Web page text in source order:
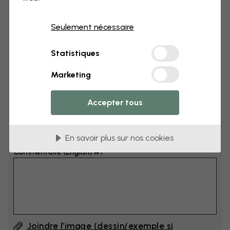
Ajoutez 6–10 cm à la largeur et à la hauteur
Ajouter un commentaire
Commentaire (English) #1
Joindre l’image (dessin/exemple si
Seulement nécessaire
Statistiques
Marketing
Accepter tous
En savoir plus sur nos cookies